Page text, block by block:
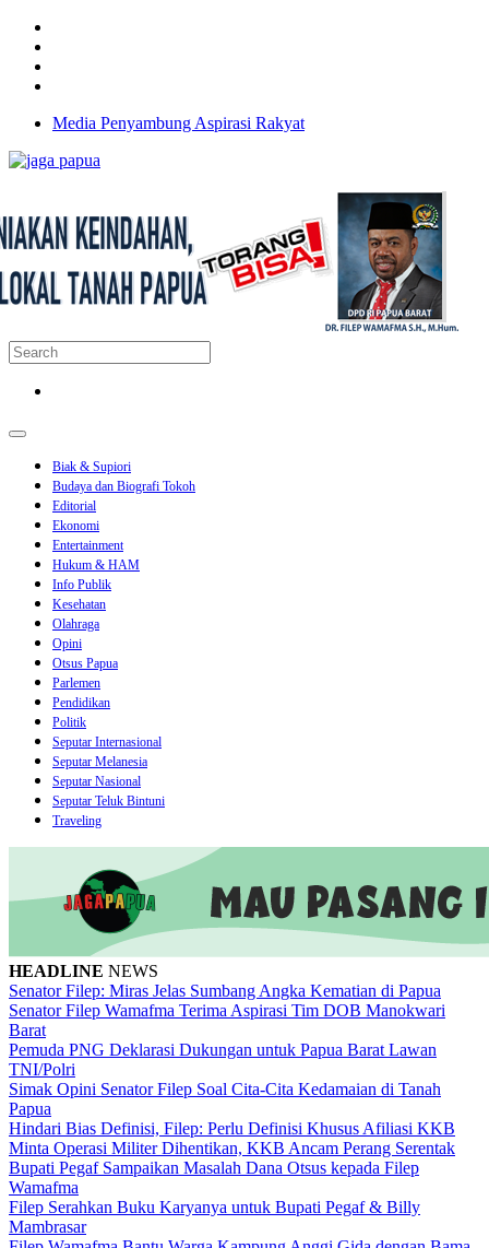
Media Penyambung Aspirasi Rakyat
Biak & Supiori
Budaya dan Biografi Tokoh
Editorial
Ekonomi
Entertainment
Hukum & HAM
Info Publik
Kesehatan
Olahraga
Opini
Otsus Papua
Parlemen
Pendidikan
Politik
Seputar Internasional
Seputar Melanesia
Seputar Nasional
Seputar Teluk Bintuni
Traveling
HEADLINE NEWS
Senator Filep: Miras Jelas Sumbang Angka Kematian di Papua
Senator Filep Wamafma Terima Aspirasi Tim DOB Manokwari
Barat
Pemuda PNG Deklarasi Dukungan untuk Papua Barat Lawan
TNI/Polri
Simak Opini Senator Filep Soal Cita-Cita Kedamaian di Tanah
Papua
Hindari Bias Definisi, Filep: Perlu Definisi Khusus Afiliasi KKB
Minta Operasi Militer Dihentikan, KKB Ancam Perang Serentak
Bupati Pegaf Sampaikan Masalah Dana Otsus kepada Filep
Wamafma
Filep Serahkan Buku Karyanya untuk Bupati Pegaf & Billy
Mambrasar